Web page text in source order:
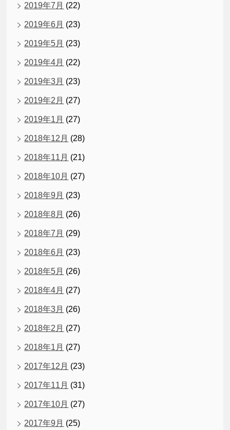
2019年7月 (22)
2019年6月 (23)
2019年5月 (23)
2019年4月 (22)
2019年3月 (23)
2019年2月 (27)
2019年1月 (27)
2018年12月 (28)
2018年11月 (21)
2018年10月 (27)
2018年9月 (23)
2018年8月 (26)
2018年7月 (29)
2018年6月 (23)
2018年5月 (26)
2018年4月 (27)
2018年3月 (26)
2018年2月 (27)
2018年1月 (27)
2017年12月 (23)
2017年11月 (31)
2017年10月 (27)
2017年9月 (25)